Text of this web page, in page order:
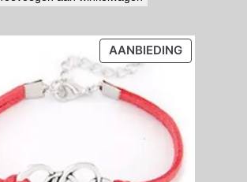
AANBIEDINGPRODUCT
IN